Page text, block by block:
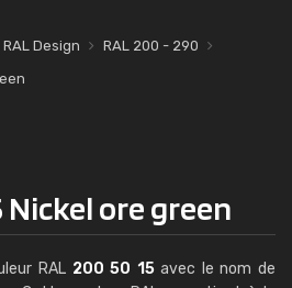
RAL Design
RAL 200 - 290
Nickel ore green
RAL 200 50 15avec le nom de